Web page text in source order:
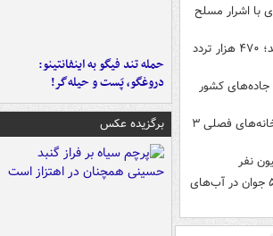
با اشرار مسلح
رکورد تردد اربعین شکسته شد؛ ۴۷۰ هزار تردد
جاده‌های کشور
احتمال وقوع سیلاب در رودخانه‌های فصلی ۳
تشکیل پرونده قضایی مرگ ۵ جوان در آب‌های
حمله تند فیگو به اینفانتینو:
دروغگو، پَست‌ و حیله‌گر!
برگزیده عکس